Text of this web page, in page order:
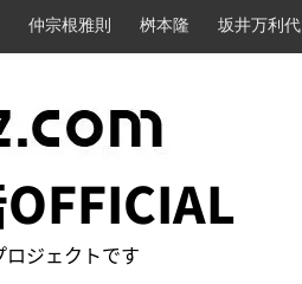
仲宗根雅則 桝本隆 坂井万利代
ロジェクトです